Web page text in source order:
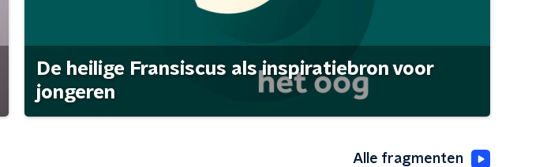
De heilige Fransiscus als inspiratiebron voor
jongeren
Alle fragmenten